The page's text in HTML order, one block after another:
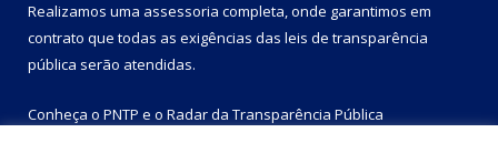
Realizamos uma assessoria completa, onde garantimos em
contrato que todas as exigências das leis de transparência
pública serão atendidas.
Conheça o PNTP e o Radar da Transparência Pública